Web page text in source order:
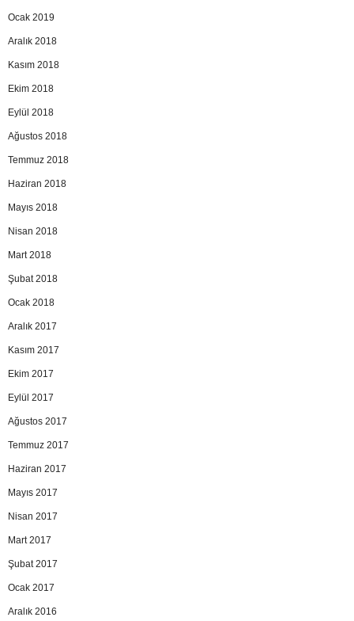
Ocak 2019
Aralık 2018
Kasım 2018
Ekim 2018
Eylül 2018
Ağustos 2018
Temmuz 2018
Haziran 2018
Mayıs 2018
Nisan 2018
Mart 2018
Şubat 2018
Ocak 2018
Aralık 2017
Kasım 2017
Ekim 2017
Eylül 2017
Ağustos 2017
Temmuz 2017
Haziran 2017
Mayıs 2017
Nisan 2017
Mart 2017
Şubat 2017
Ocak 2017
Aralık 2016